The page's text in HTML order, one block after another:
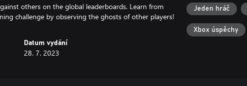
others on the global leaderboards. Learn from
Datum vydání
28. 7. 2023
Jeden hráč
Xbox úspěchy